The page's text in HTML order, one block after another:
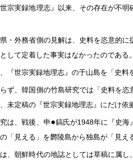
宗実録地理志』以来、その存在が不
・外務省側の見解は、史料を恣意的
して定着した事実はなかったのである
『世宗実録地理志』の于山島を「史
ず、韓国側の竹島研究では「史料を
未定稿の『世宗実録地理志』にだけ
は、戦後、申●鎬氏が1948年に『史海
「見える」を欝陵島から独島が「見
、朝鮮時代の地誌としては草稿に属